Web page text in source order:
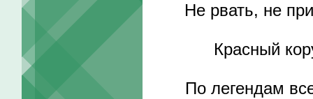
Не рвать, не
Красный
По легендам